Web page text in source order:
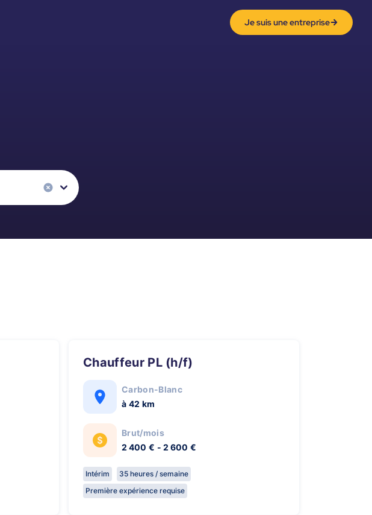
Je suis une entreprise
Chauffeur PL (h/f)
Carbon-Blanc
à 42 km
Brut/mois
2 400 € - 2 600 €
Intérim
35 heures / semaine
Première expérience requise